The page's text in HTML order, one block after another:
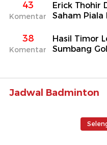
43
Komentar
Erick Thohir
Saham Piala
38
Komentar
Hasil Timor
Sumbang
Jadwal Badminton